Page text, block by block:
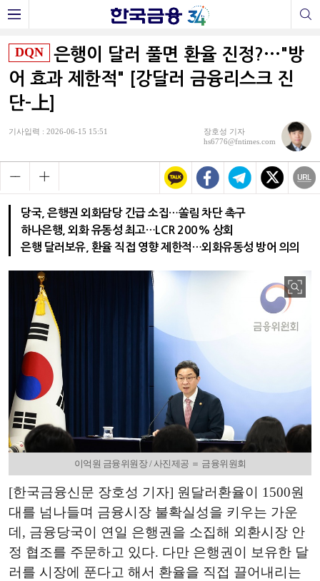
DQN
은행이 달러 풀면 환율 진정?···"방
어 효과 제한적" [강달러 금융리스크 진
단-上]
기사입력 : 2026-06-15 15:51
장호성 기자
hs6776@fntimes.com
당국, 은행권 외화담당 긴급 소집…쏠림 차단 촉구
하나은행, 외화 유동성 최고…LCR 200% 상회
은행 달러보유, 환율 직접 영향 제한적…외화유동성 방어 의의
이억원 금융위원장 / 사진제공 ＝ 금융위원회
[한국금융신문 장호성 기자] 원달러환율이 1500원
대를 넘나들며 금융시장 불확실성을 키우는 가운
데, 금융당국이 연일 은행권을 소집해 외환시장 안
정 협조를 주문하고 있다. 다만 은행권이 보유한 달
러를 시장에 푼다고 해서 환율을 직접 끌어내리는